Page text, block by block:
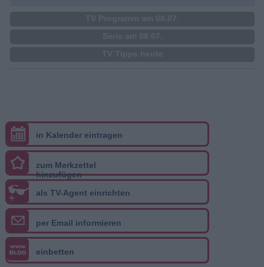
in Kalender eintragen
zum Merkzettel
hinzufügen
+ als TV-Agent einrichten
per Email informieren
einbetten